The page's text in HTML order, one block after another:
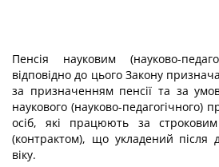
Пенсія науковим (науково-
відповідно до цього Закону
за призначенням пенсії та за
наукового (науково-педагогічного)
осіб, які працюють за
(контрактом), що укладений після
віку.